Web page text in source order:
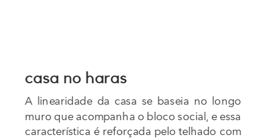
casa no haras
A linearidade da casa se baseia no longo
muro que acompanha o bloco social, e essa
característica é reforçada pelo telhado com